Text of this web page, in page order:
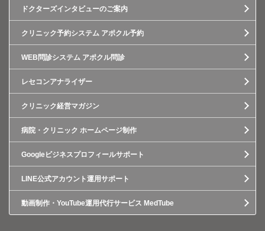
ドクターズインタビューのご案内
クリニック予約システム アポクル予約
WEB問診システム アポクル問診
レセコンアナライザー
クリニック経営マガジン
病院・クリニック ホームページ制作
Googleビジネスプロフィールサポート
LINE公式アカウント運用サポート
動画制作・YouTube運用代行サービス MedTube